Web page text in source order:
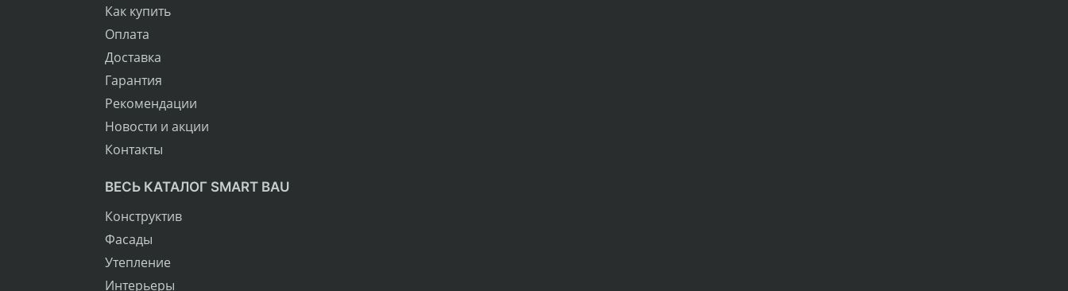
Как купить
Оплата
Доставка
Гарантия
Рекомендации
Новости и акции
Контакты
ВЕСЬ КАТАЛОГ SMART BAU
Конструктив
Фасады
Утепление
Интерьеры